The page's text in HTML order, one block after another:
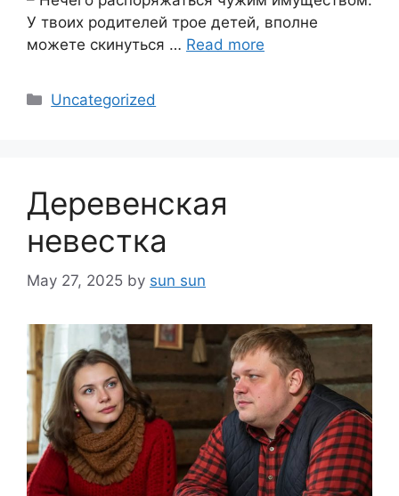
У твоих родителей трое детей, вполне
можете скинуться … Read more
Categories
Uncategorized
Деревенская
невестка
May 27, 2025 by sun sun